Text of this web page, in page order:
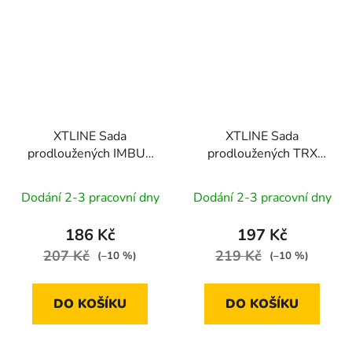
XTLINE Sada
prodloužených IMBUS
mm, 9 dílů
Dodání 2-3 pracovní dny
186 Kč
207 Kč (–10 %)
DO KOŠÍKU
XTLINE Sada
prodloužených TRX
T50, 9 dílů
Dodání 2-3 pracovní dny
197 Kč
219 Kč (–10 %)
DO KOŠÍKU